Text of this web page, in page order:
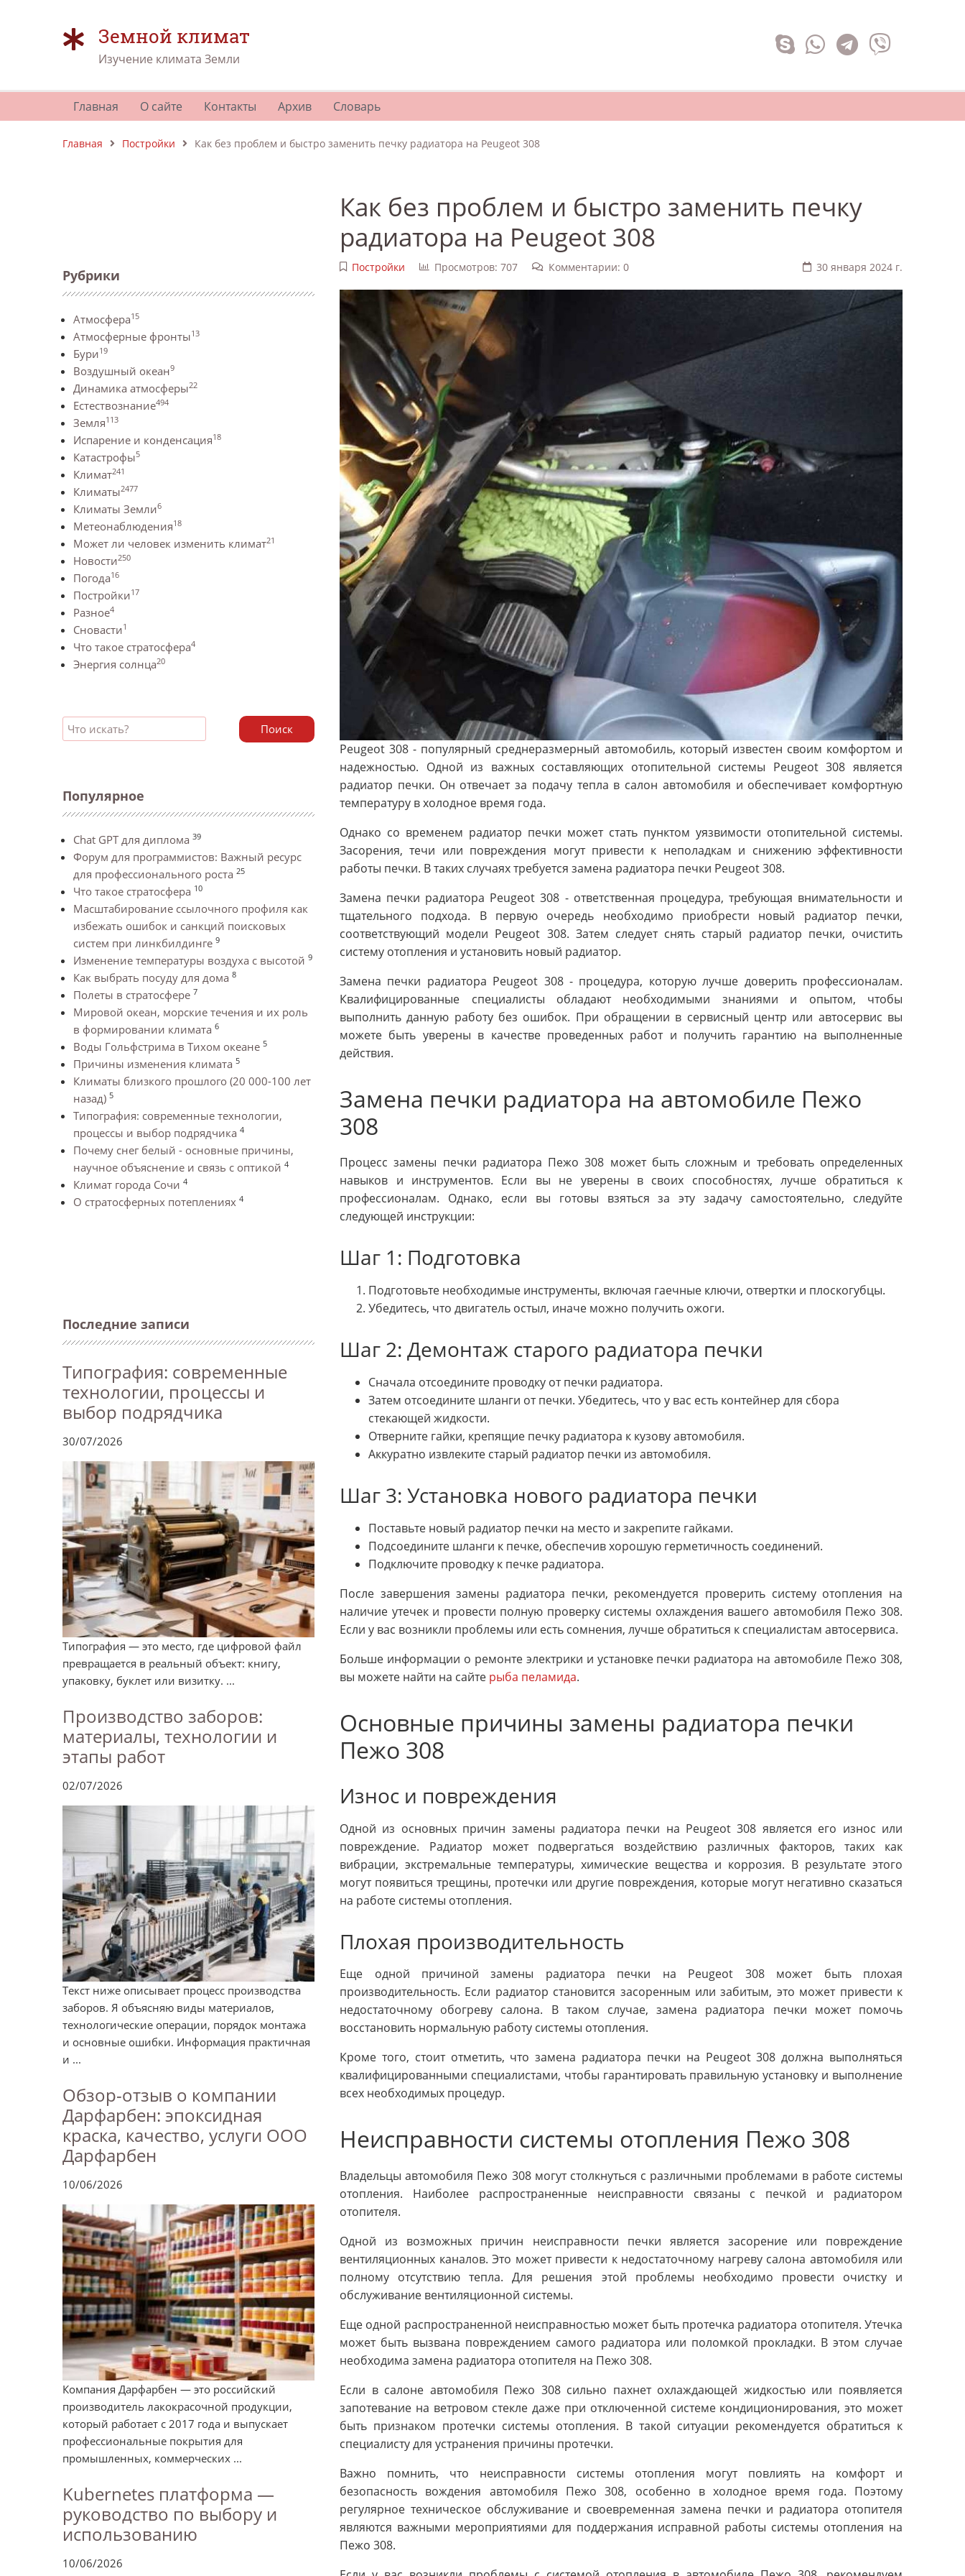
Земной климат
Изучение климата Земли
Главная О сайте Контакты Архив Словарь
Главная Постройки Как без проблем и быстро заменить печку радиатора на Peugeot 308
Рубрики
Атмосфера15
Атмосферные фронты13
Бури19
Воздушный океан9
Динамика атмосферы22
Естествознание494
Земля113
Испарение и конденсация18
Катастрофы5
Климат241
Климаты2477
Климаты Земли6
Метеонаблюдения18
Может ли человек изменить климат21
Новости250
Погода16
Постройки17
Разное4
Сновасти1
Что такое стратосфера4
Энергия солнца20
Поиск
Популярное
Chat GPT для диплома 39
Форум для программистов: Важный ресурс
для профессионального роста 25
Что такое стратосфера 10
Масштабирование ссылочного профиля как
избежать ошибок и санкций поисковых
систем при линкбилдинге 9
Изменение температуры воздуха с высотой 9
Как выбрать посуду для дома 8
Полеты в стратосфере 7
Мировой океан, морские течения и их роль
в формировании климата 6
Воды Гольфстрима в Тихом океане 5
Причины изменения климата 5
Климаты близкого прошлого (20 000-100 лет
назад) 5
Типография: современные технологии,
процессы и выбор подрядчика 4
Почему снег белый - основные причины,
научное объяснение и связь с оптикой 4
Климат города Сочи 4
О стратосферных потеплениях 4
Последние записи
Типография: современные
технологии, процессы и
выбор подрядчика
30/07/2026
Типография — это место, где цифровой файл
превращается в реальный объект: книгу,
упаковку, буклет или визитку. ...
Производство заборов:
материалы, технологии и
этапы работ
02/07/2026
Текст ниже описывает процесс производства
заборов. Я объясняю виды материалов,
технологические операции, порядок монтажа
и основные ошибки. Информация практичная
и ...
Обзор-отзыв о компании
Дарфарбен: эпоксидная
краска, качество, услуги ООО
Дарфарбен
10/06/2026
Компания Дарфарбен — это российский
производитель лакокрасочной продукции,
который работает с 2017 года и выпускает
профессиональные покрытия для
промышленных, коммерческих ...
Kubernetes платформа —
руководство по выбору и
использованию
10/06/2026
Как без проблем и быстро заменить печку
радиатора на Peugeot 308
Постройки Просмотров: 707 Комментарии: 0 30 января 2024 г.
Peugeot 308 - популярный среднеразмерный автомобиль, который известен своим комфортом и
надежностью. Одной из важных составляющих отопительной системы Peugeot 308 является
радиатор печки. Он отвечает за подачу тепла в салон автомобиля и обеспечивает комфортную
температуру в холодное время года.
Однако со временем радиатор печки может стать пунктом уязвимости отопительной системы.
Засорения, течи или повреждения могут привести к неполадкам и снижению эффективности
работы печки. В таких случаях требуется замена радиатора печки Peugeot 308.
Замена печки радиатора Peugeot 308 - ответственная процедура, требующая внимательности и
тщательного подхода. В первую очередь необходимо приобрести новый радиатор печки,
соответствующий модели Peugeot 308. Затем следует снять старый радиатор печки, очистить
систему отопления и установить новый радиатор.
Замена печки радиатора Peugeot 308 - процедура, которую лучше доверить профессионалам.
Квалифицированные специалисты обладают необходимыми знаниями и опытом, чтобы
выполнить данную работу без ошибок. При обращении в сервисный центр или автосервис вы
можете быть уверены в качестве проведенных работ и получить гарантию на выполненные
действия.
Замена печки радиатора на автомобиле Пежо
308
Процесс замены печки радиатора Пежо 308 может быть сложным и требовать определенных
навыков и инструментов. Если вы не уверены в своих способностях, лучше обратиться к
профессионалам. Однако, если вы готовы взяться за эту задачу самостоятельно, следуйте
следующей инструкции:
Шаг 1: Подготовка
Подготовьте необходимые инструменты, включая гаечные ключи, отвертки и плоскогубцы.
Убедитесь, что двигатель остыл, иначе можно получить ожоги.
Шаг 2: Демонтаж старого радиатора печки
Сначала отсоедините проводку от печки радиатора.
Затем отсоедините шланги от печки. Убедитесь, что у вас есть контейнер для сбора
стекающей жидкости.
Отверните гайки, крепящие печку радиатора к кузову автомобиля.
Аккуратно извлеките старый радиатор печки из автомобиля.
Шаг 3: Установка нового радиатора печки
Поставьте новый радиатор печки на место и закрепите гайками.
Подсоедините шланги к печке, обеспечив хорошую герметичность соединений.
Подключите проводку к печке радиатора.
После завершения замены радиатора печки, рекомендуется проверить систему отопления на
наличие утечек и провести полную проверку системы охлаждения вашего автомобиля Пежо 308.
Если у вас возникли проблемы или есть сомнения, лучше обратиться к специалистам автосервиса.
Больше информации о ремонте электрики и установке печки радиатора на автомобиле Пежо 308,
вы можете найти на сайте рыба пеламида.
Основные причины замены радиатора печки
Пежо 308
Износ и повреждения
Одной из основных причин замены радиатора печки на Peugeot 308 является его износ или
повреждение. Радиатор может подвергаться воздействию различных факторов, таких как
вибрации, экстремальные температуры, химические вещества и коррозия. В результате этого
могут появиться трещины, протечки или другие повреждения, которые могут негативно сказаться
на работе системы отопления.
Плохая производительность
Еще одной причиной замены радиатора печки на Peugeot 308 может быть плохая
производительность. Если радиатор становится засоренным или забитым, это может привести к
недостаточному обогреву салона. В таком случае, замена радиатора печки может помочь
восстановить нормальную работу системы отопления.
Кроме того, стоит отметить, что замена радиатора печки на Peugeot 308 должна выполняться
квалифицированными специалистами, чтобы гарантировать правильную установку и выполнение
всех необходимых процедур.
Неисправности системы отопления Пежо 308
Владельцы автомобиля Пежо 308 могут столкнуться с различными проблемами в работе системы
отопления. Наиболее распространенные неисправности связаны с печкой и радиатором
отопителя.
Одной из возможных причин неисправности печки является засорение или повреждение
вентиляционных каналов. Это может привести к недостаточному нагреву салона автомобиля или
полному отсутствию тепла. Для решения этой проблемы необходимо провести очистку и
обслуживание вентиляционной системы.
Еще одной распространенной неисправностью может быть протечка радиатора отопителя. Утечка
может быть вызвана повреждением самого радиатора или поломкой прокладки. В этом случае
необходима замена радиатора отопителя на Пежо 308.
Если в салоне автомобиля Пежо 308 сильно пахнет охлаждающей жидкостью или появляется
запотевание на ветровом стекле даже при отключенной системе кондиционирования, это может
быть признаком протечки системы отопления. В такой ситуации рекомендуется обратиться к
специалисту для устранения причины протечки.
Важно помнить, что неисправности системы отопления могут повлиять на комфорт и
безопасность вождения автомобиля Пежо 308, особенно в холодное время года. Поэтому
регулярное техническое обслуживание и своевременная замена печки и радиатора отопителя
являются важными мероприятиями для поддержания исправной работы системы отопления на
Пежо 308.